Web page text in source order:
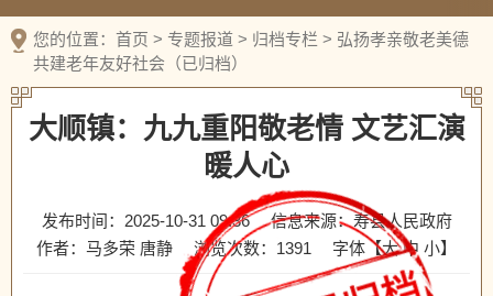
新媒体
您的位置： 首页 > 专题报道 > 归档专栏 > 弘扬孝亲敬老美德
共建老年友好社会（已归档）
大顺镇：九九重阳敬老情 文艺汇演
暖人心
发布时间：2025-10-31 09:36
信息来源：寿县人民政府
作者：马多荣 唐静
浏览次数： 1391 字体【大 中 小】